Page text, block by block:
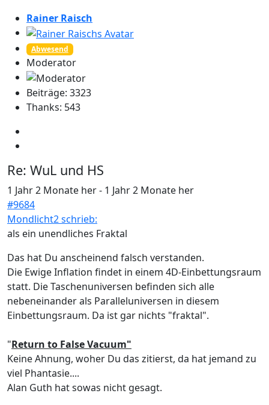
Rainer Raisch
Abwesend
Moderator
Beiträge: 3323
Thanks: 543
Re: WuL und HS
1 Jahr 2 Monate her- 1 Jahr 2 Monate her
#9684
Mondlicht2 schrieb:
als ein unendliches Fraktal
Das hat Du anscheinend falsch verstanden.
Die Ewige Inflation findet in einem 4D-Einbettungsraum
statt. Die Taschenuniversen befinden sich alle
nebeneinander als Paralleluniversen in diesem
Einbettungsraum. Da ist gar nichts "fraktal".
"Return to False Vacuum"
Keine Ahnung, woher Du das zitierst, da hat jemand zu
viel Phantasie....
Alan Guth hat sowas nicht gesagt.